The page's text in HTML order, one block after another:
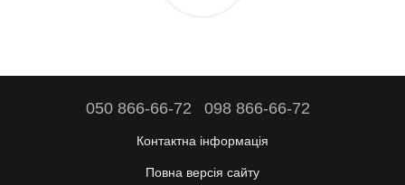
050 866-66-72 098 866-66-72
Контактна інформація
Повна версія сайту